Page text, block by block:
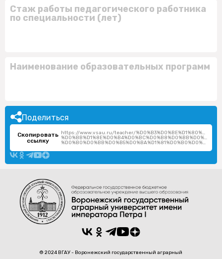
Стаж работы педагогического работника
по специальности (лет)
Наименование образовательных программ
Поделиться
Скопировать
ссылку
https://www.vsau.ru/teacher/
%D0%BB%D1%8E%D0%B4%D0%BC%D0%B8%D0%BB%D0%B0-
%D0%B0%D0%BB%D0%B5%D0%BA%D1%81%D0%B0%D0%BD%D0%B4%D1%80%D0%BE%D0%B2%D0%BD%D0%B0/
© 2024 ВГАУ - Воронежский государственный аграрный